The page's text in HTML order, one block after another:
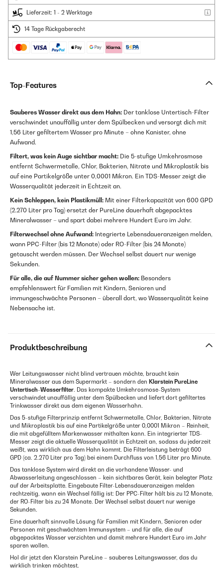
Lieferzeit: 1 - 2 Werktage
14 Tage Rückgaberecht
Top-Features
Sauberes Wasser direkt aus dem Hahn: Der tanklose Untertisch-Filter
verschwindet unauffällig unter dem Spülbecken und versorgt dich mit
1,56 Liter gefiltertem Wasser pro Minute – ohne Kanister, ohne
Aufwand.
Filtert, was kein Auge sichtbar macht: Die 5-stufige Umkehrosmose
entfernt Schwermetalle, Chlor, Bakterien, Nitrate und Mikroplastik bis
auf eine Partikelgröße unter 0,0001 Mikron. Ein TDS-Messer zeigt die
Wasserqualität jederzeit in Echtzeit an.
Kein Schleppen, kein Plastikmüll: Mit einer Filterkapazität von 600 GPD
(2.270 Liter pro Tag) ersetzt der PureLine dauerhaft abgepacktes
Mineralwasser – und spart dabei mehrere Hundert Euro im Jahr.
Filterwechsel ohne Aufwand: Integrierte Lebensdaueranzeigen melden,
wann PPC-Filter (bis 12 Monate) oder RO-Filter (bis 24 Monate)
getauscht werden müssen. Der Wechsel selbst dauert nur wenige
Sekunden.
Für alle, die auf Nummer sicher gehen wollen: Besonders
empfehlenswert für Familien mit Kindern, Senioren und
immungeschwächte Personen – überall dort, wo Wasserqualität keine
Nebensache ist.
Produktbeschreibung
Wer Leitungswasser nicht blind vertrauen möchte, braucht kein
Mineralwasser aus dem Supermarkt – sondern den Klarstein PureLine
Untertisch-Wasserfilter. Das kompakte Umkehrosmose-System
verschwindet unauffällig unter dem Spülbecken und liefert dort gefiltertes
Trinkwasser direkt aus dem eigenen Wasserhahn.
Das 5-stufige Filterprinzip entfernt Schwermetalle, Chlor, Bakterien, Nitrate
und Mikroplastik bis auf eine Partikelgröße unter 0,0001 Mikron – Reinheit,
die mit abgefülltem Markenwasser mithalten kann. Ein integrierter TDS-
Messer zeigt die aktuelle Wasserqualität in Echtzeit an, sodass du jederzeit
weißt, was wirklich aus dem Hahn kommt. Die Filterleistung beträgt 600
GPD (ca. 2.270 Liter pro Tag) bei einem Durchfluss von 1,56 Liter pro Minute.
Das tanklose System wird direkt an die vorhandene Wasser- und
Abwasserleitung angeschlossen – kein sichtbares Gerät, kein belegter Platz
auf der Arbeitsplatte. Eingebaute Filter-Lebensdaueranzeigen melden
rechtzeitig, wann ein Wechsel fällig ist: Der PPC-Filter hält bis zu 12 Monate,
der RO-Filter bis zu 24 Monate. Der Wechsel selbst dauert nur wenige
Sekunden.
Eine dauerhaft sinnvolle Lösung für Familien mit Kindern, Senioren oder
Personen mit geschwächtem Immunsystem – und für alle, die auf
abgepacktes Wasser verzichten und damit mehrere Hundert Euro im Jahr
sparen wollen.
Hol dir jetzt den Klarstein PureLine – sauberes Leitungswasser, das du
wirklich trinken möchtest.